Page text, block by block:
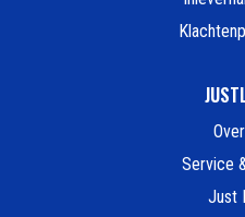
Service
Just